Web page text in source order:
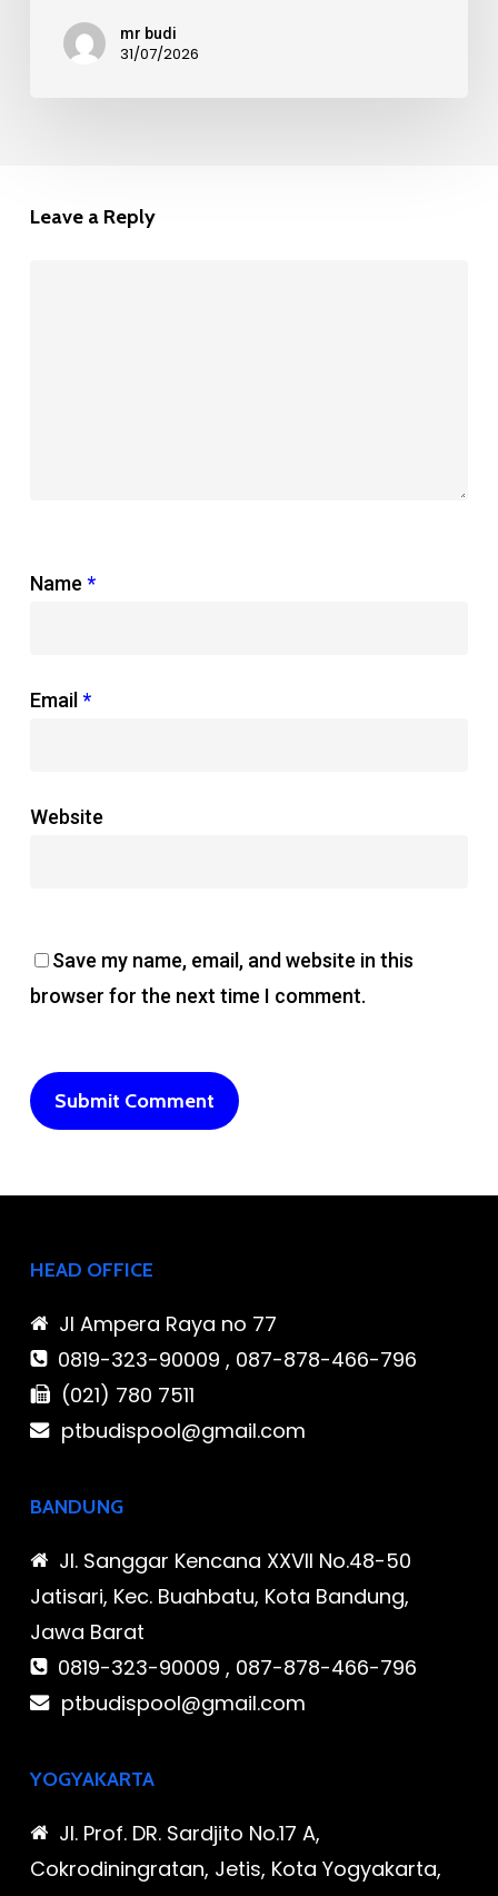
mr budi
31/07/2026
Leave a Reply
Name *
Email *
Website
Save my name, email, and website in this
browser for the next time I comment.
HEAD OFFICE
Jl Ampera Raya no 77
0819-323-90009 , 087-878-466-796
(021) 780 7511
ptbudispool@gmail.com
BANDUNG
Jl. Sanggar Kencana XXVII No.48-50
Jatisari, Kec. Buahbatu, Kota Bandung,
Jawa Barat
0819-323-90009 , 087-878-466-796
ptbudispool@gmail.com
YOGYAKARTA
Jl. Prof. DR. Sardjito No.17 A,
Cokrodiningratan, Jetis, Kota Yogyakarta,